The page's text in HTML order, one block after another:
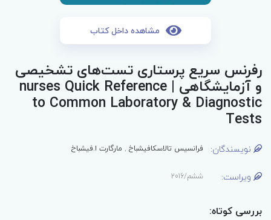
مشاهده داخل کتاب
رفرنس سریع پرستاری تست‌های تشخیصی
و آزمایشگاهی | nurses Quick Reference
to Common Laboratory & Diagnostic
Tests
نویسندگان: فرانسیس تالاسکافیشباخ , مارگارت ا.فیشباخ
ویراست: ششم/2016
بررسی کوتاه: